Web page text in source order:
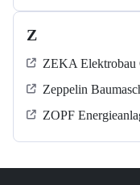
Z
ZEKA Elektrobau
Zeppelin
ZOPF